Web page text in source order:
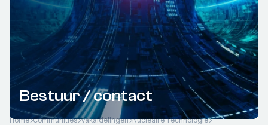
Bestuur / contact
Home Communities Vakafdelingen Nucleaire Technologie